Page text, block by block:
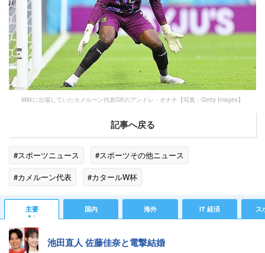
W杯に出場していたカメルーン代表GKのアンドレ・オナナ【写真：Getty Images】
記事へ戻る
#スポーツニュース
#スポーツその他ニュース
#カメルーン代表
#カタールW杯
#スポーツニュース・トピックス
主要 国内 海外 IT 経済 ス
池田直人 佐藤佳奈と電撃結婚